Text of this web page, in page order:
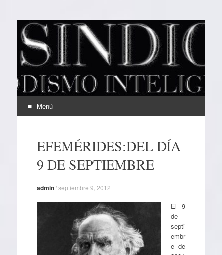
EL SINDICAL
Periodismo Inteligente
Menú
contenidoEFEMÉRIDES:DEL DÍA
9 DE SEPTIEMBRE
admin/septiembre 9, 2012
El 9
de
septi
embr
e de